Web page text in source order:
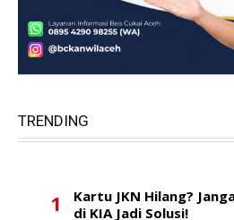
TRENDING
Kartu JKN Hilang?
di KIA Jadi Solusi!